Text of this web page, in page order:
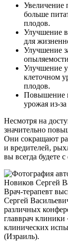
Увеличение
больше
плодов.
Улучшение
для
Улучшение
Улучшение
клеточном
плодов.
Повышение
урожая из-
Несмотря на
значительно
Они сокращают
и вредителей,
вы всегда будете
Новиков Сергей
Врач-терапевт
Сергей
различных
главврач
клинических
(Израиль).